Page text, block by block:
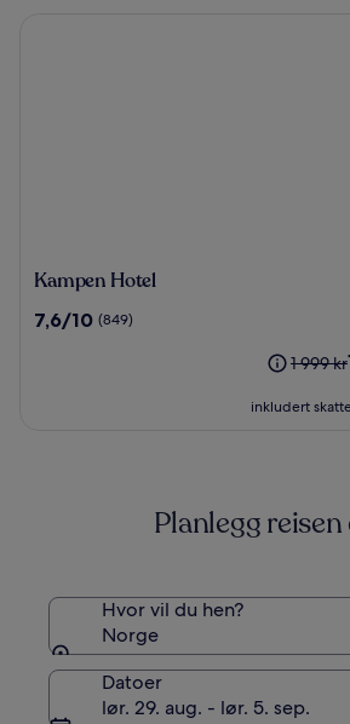
Kampen
Kampen Hotel
7.6
7,6/10 (849)
Prisen
1 999 kr.
1 999 kr
inkludert
Planlegg
Hvor vil du hen?
Norge
Datoer
lør. 29. aug. - lør. 5. sep.